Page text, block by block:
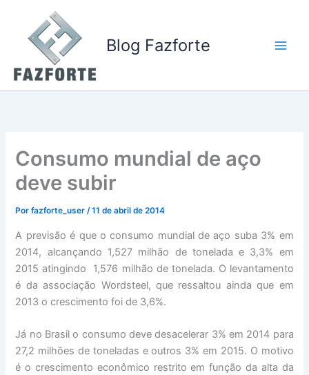
conteúdo
Blog Fazforte
Consumo mundial de aço
deve subir
Porfazforte_user/11 de abril de 2014
A previsão é que o consumo mundial de aço suba 3% em
2014, alcançando 1,527 milhão de tonelada e 3,3% em
2015 atingindo 1,576 milhão de tonelada. O levantamento
é da associação Wordsteel, que ressaltou ainda que em
2013 o crescimento foi de 3,6%.
Já no Brasil o consumo deve desacelerar 3% em 2014 para
27,2 milhões de toneladas e outros 3% em 2015. O motivo
é o crescimento econômico restrito em função da alta da